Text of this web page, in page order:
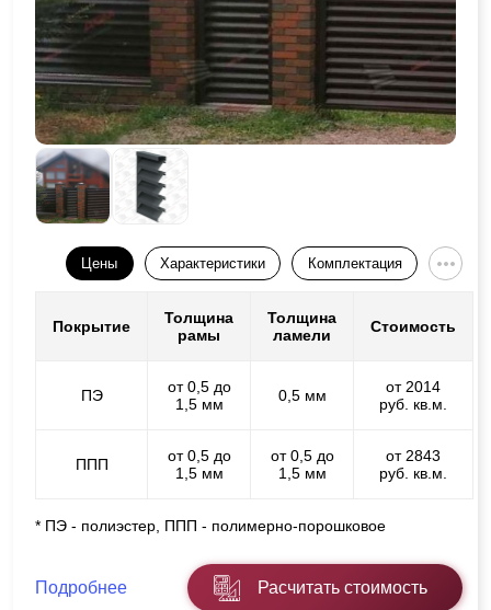
Цены Характеристики Комплектация
Покрытие
Толщина
рамы
Толщина
ламели
Стоимость
ПЭ
от 0,5 до
1,5 мм
0,5 мм
от 2014
руб. кв.м.
ППП
от 0,5 до
1,5 мм
от 0,5 до
1,5 мм
от 2843
руб. кв.м.
* ПЭ - полиэстер, ППП - полимерно-порошковое
Подробнее Расчитать стоимость